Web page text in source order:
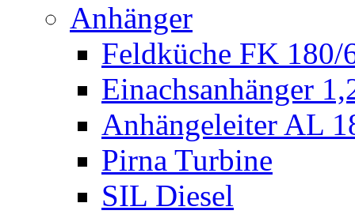
Anhänger
Feldküche FK 180/
Einachsanhänger
Anhängeleiter AL
Pirna Turbine
SIL Diesel